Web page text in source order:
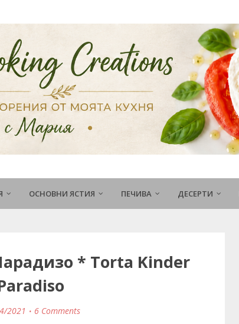
ОСНОВНИ ЯСТИЯ ПЕЧИВА ДЕСЕРТИ
* Torta Kinder
2021 6 Comments